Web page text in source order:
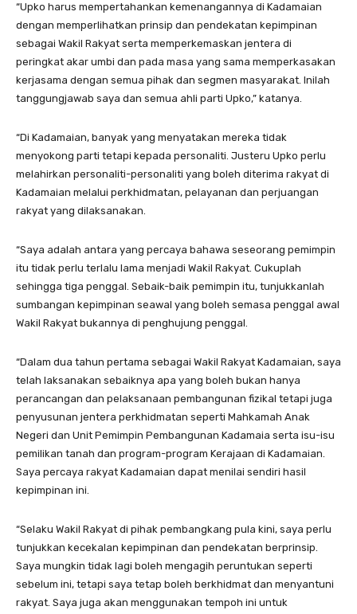
“Upko harus mempertahankan kemenangannya di Kadamaian
dengan memperlihatkan prinsip dan pendekatan kepimpinan
sebagai Wakil Rakyat serta memperkemaskan jentera di
peringkat akar umbi dan pada masa yang sama memperkasakan
kerjasama dengan semua pihak dan segmen masyarakat. Inilah
tanggungjawab saya dan semua ahli parti Upko,” katanya.
“Di Kadamaian, banyak yang menyatakan mereka tidak
menyokong parti tetapi kepada personaliti. Justeru Upko perlu
melahirkan personaliti-personaliti yang boleh diterima rakyat di
Kadamaian melalui perkhidmatan, pelayanan dan perjuangan
rakyat yang dilaksanakan.
“Saya adalah antara yang percaya bahawa seseorang pemimpin
itu tidak perlu terlalu lama menjadi Wakil Rakyat. Cukuplah
sehingga tiga penggal. Sebaik-baik pemimpin itu, tunjukkanlah
sumbangan kepimpinan seawal yang boleh semasa penggal awal
Wakil Rakyat bukannya di penghujung penggal.
“Dalam dua tahun pertama sebagai Wakil Rakyat Kadamaian, saya
telah laksanakan sebaiknya apa yang boleh bukan hanya
perancangan dan pelaksanaan pembangunan fizikal tetapi juga
penyusunan jentera perkhidmatan seperti Mahkamah Anak
Negeri dan Unit Pemimpin Pembangunan Kadamaia serta isu-isu
pemilikan tanah dan program-program Kerajaan di Kadamaian.
Saya percaya rakyat Kadamaian dapat menilai sendiri hasil
kepimpinan ini.
“Selaku Wakil Rakyat di pihak pembangkang pula kini, saya perlu
tunjukkan kecekalan kepimpinan dan pendekatan berprinsip.
Saya mungkin tidak lagi boleh mengagih peruntukan seperti
sebelum ini, tetapi saya tetap boleh berkhidmat dan menyantuni
rakyat. Saya juga akan menggunakan tempoh ini untuk